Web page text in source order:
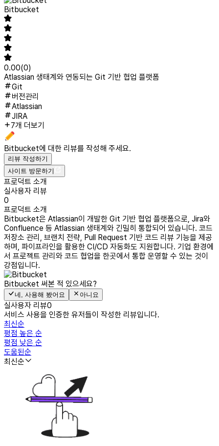
Bitbucket
0.00(0)
Atlassian 생태계와 연동되는 Git 기반 협업 플랫폼
Git
버전관리
Atlassian
JIRA
7개 더보기
Bitbucket에 대한 리뷰를 작성해 주세요.
리뷰 작성하기
사이트 방문하기
프로덕트 소개
실사용자 리뷰
0
프로덕트 소개
Bitbucket은 Atlassian이 개발한 Git 기반 협업 플랫폼으로, Jira와
Confluence 등 Atlassian 생태계와 긴밀히 통합되어 있습니다. 코드
저장소 관리, 브랜치 전략, Pull Request 기반 코드 리뷰 기능을 제공
하며, 파이프라인을 활용한 CI/CD 자동화도 지원합니다. 기업 환경에
서 프로젝트 관리와 코드 협업을 한곳에서 통합 운영할 수 있는 것이
강점입니다.
Bitbucket 써본 적 있으세요?
네, 사용해 봤어요 아니요
실사용자 리뷰0
서비스 사용을 인증한 유저들이 작성한 리뷰입니다.
최신순
평점 높은 순
평점 낮은 순
도움된순
최신순